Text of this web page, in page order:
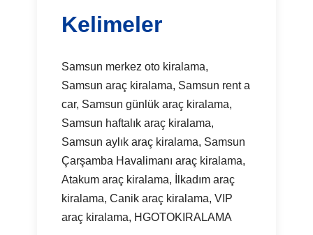
Kelimeler
Samsun merkez oto kiralama,
Samsun araç kiralama, Samsun rent a
car, Samsun günlük araç kiralama,
Samsun haftalık araç kiralama,
Samsun aylık araç kiralama, Samsun
Çarşamba Havalimanı araç kiralama,
Atakum araç kiralama, İlkadım araç
kiralama, Canik araç kiralama, VIP
araç kiralama, HGOTOKIRALAMA